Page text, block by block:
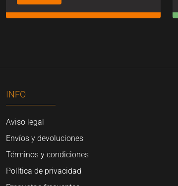
INFO
Aviso legal
Envíos y devoluciones
Términos y condiciones
Política de privacidad